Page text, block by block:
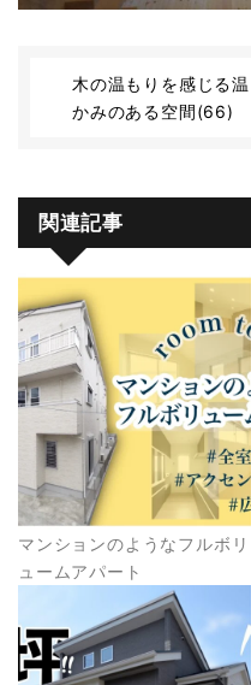
木の温もりを感じる温
かみのある空間(66)
関連記事
マンションのようなフルボリ
ュームアパート